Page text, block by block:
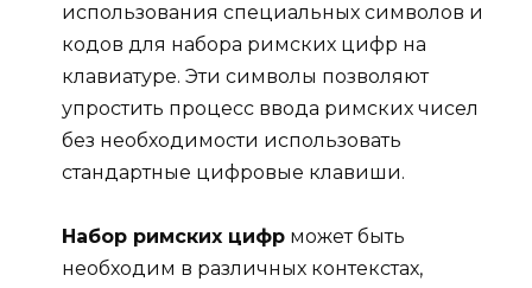
использования специальных символов и
кодов для набора римских цифр на
клавиатуре. Эти символы позволяют
упростить процесс ввода римских чисел
без необходимости использовать
стандартные цифровые клавиши.
Набор римских цифр может быть
необходим в различных контекстах,